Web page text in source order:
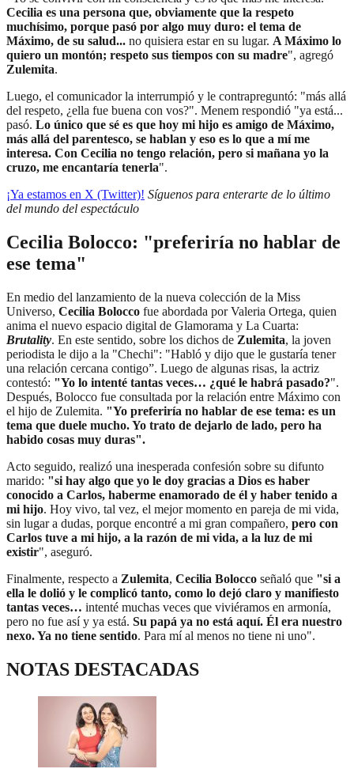
Cecilia es una persona que, obviamente que la respeto
muchísimo, porque pasó por algo muy duro: el tema de
Máximo, de su salud... no quisiera estar en su lugar. A Máximo lo
quiero un montón; respeto sus tiempos con su madre", agregó
Zulemita.
Luego, el comunicador la interrumpió y le contrapreguntó: "más allá
del respeto, ¿ella fue buena con vos?". Menem respondió "ya está...
pasó. Lo único que sé es que hoy mi hijo es amigo de Máximo,
más allá del parentesco, se hablan y eso es lo que a mí me
interesa. Con Cecilia no tengo relación, pero si mañana yo la
cruzo, me encantaría tenerla".
¡Ya estamos en X (Twitter)! Síguenos para enterarte de lo último
del mundo del espectáculo
Cecilia Bolocco: "preferiría no hablar de
ese tema"
En medio del lanzamiento de la nueva colección de la Miss
Universo, Cecilia Bolocco fue abordada por Valeria Ortega, quien
anima el nuevo espacio digital de Glamorama y La Cuarta:
Brutality. En este sentido, sobre los dichos de Zulemita, la joven
periodista le dijo a la "Chechi": "Habló y dijo que le gustaría tener
una relación cercana contigo”. Luego de algunas risas, la actriz
contestó: "Yo lo intenté tantas veces… ¿qué le habrá pasado?".
Después, Bolocco fue consultada por la relación entre Máximo con
el hijo de Zulemita. "Yo preferiría no hablar de ese tema: es un
tema que duele mucho. Yo trato de dejarlo de lado, pero ha
habido cosas muy duras".
Acto seguido, realizó una inesperada confesión sobre su difunto
marido: "si hay algo que yo le doy gracias a Dios es haber
conocido a Carlos, haberme enamorado de él y haber tenido a
mi hijo. Hoy vivo, tal vez, el mejor momento en pareja de mi vida,
sin lugar a dudas, porque encontré a mi gran compañero, pero con
Carlos tuve a mi hijo, a la razón de mi vida, a la luz de mi
existir", aseguró.
Finalmente, respecto a Zulemita, Cecilia Bolocco señaló que "si a
ella le dolió y le complicó tanto, como lo dejó claro y manifiesto
tantas veces… intenté muchas veces que viviéramos en armonía,
pero no fue así y ya está. Su papá ya no está aquí. Él era nuestro
nexo. Ya no tiene sentido. Para mí al menos no tiene ni uno".
NOTAS DESTACADAS